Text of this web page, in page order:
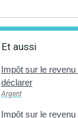
Et aussi
Impôt sur le
déclarer
Argent
Impôt sur le